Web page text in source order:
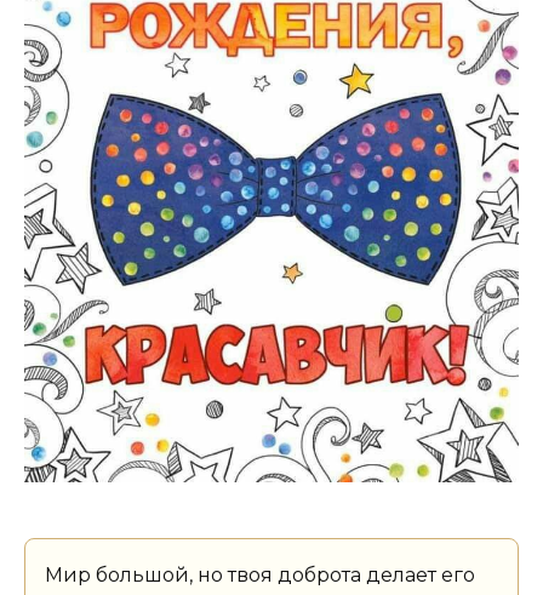
Мир большой, но твоя доброта делает его